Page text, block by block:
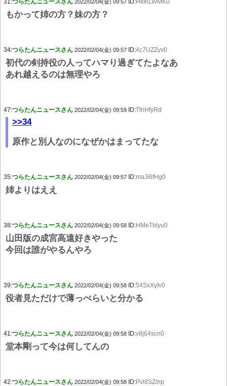
31:つらたんニュースさん 2022/02/04(金) 09:57 ID:HkI6LWMK0
もかって姉の方？妹の方？
34:つらたんニュースさん 2022/02/04(金) 09:57 ID:4c7UZZyv0
初代の剣持役の人ってハマり過ぎてたよなあ
あれ越えるのは無理やろ
47:つらたんニュースさん 2022/02/04(金) 09:59 ID:TfriHfyRd
>>34
原作と別人なのになぜかはまってたな
35:つらたんニュースさん 2022/02/04(金) 09:57 ID:maJi6fHg0
姉よりはええ
38:つらたんニュースさん 2022/02/04(金) 09:58 ID:HMeTbIyu0
山田版の成宮高遠好きやった
今回は誰がやるんやろ
39:つらたんニュースさん 2022/02/04(金) 09:58 ID:54SxXyIv0
役者見ただけで薄っぺらいと分かる
41:つらたんニュースさん 2022/02/04(金) 09:58 ID:v8j64scn0
堂本剛って今は何してんの
42:つらたんニュースさん 2022/02/04(金) 09:58 ID:Pvl8SZ/np